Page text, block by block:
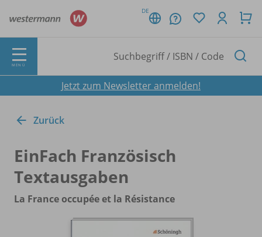
DE
MENÜ
Jetzt zum Newsletter anmelden!
Zurück
EinFach Französisch
Textausgaben
La France occupée et la Résistance